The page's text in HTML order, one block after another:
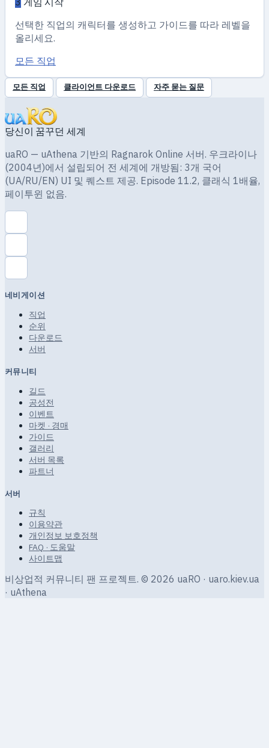
선택한 직업의 캐릭터를 생성하고 가이드를 따라 레벨을
올리세요.
모든 직업
모든 직업 클라이언트 다운로드 자주 묻는 질문
당신이 꿈꾸던 세계
uaRO — uAthena 기반의 Ragnarok Online 서버. 우크라이나
(2004년)에서 설립되어 전 세계에 개방됨: 3개 국어
(UA/RU/EN) UI 및 퀘스트 제공. Episode 11.2, 클래식 1배율,
페이투윈 없음.
네비게이션
직업
순위
다운로드
서버
커뮤니티
길드
공성전
이벤트
마켓 · 경매
가이드
갤러리
서버 목록
파트너
서버
규칙
이용약관
개인정보 보호정책
FAQ · 도움말
사이트맵
비상업적 커뮤니티 팬 프로젝트. © 2026 uaRO · uaro.kiev.ua
· uAthena